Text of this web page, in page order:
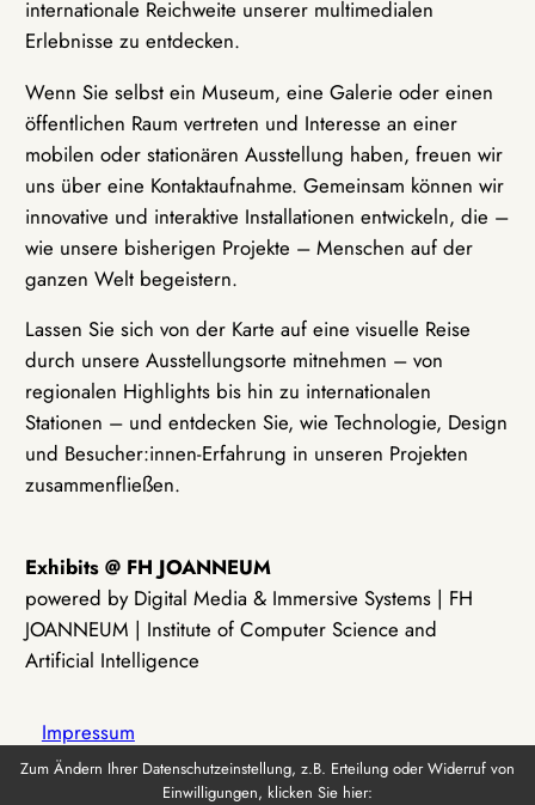
internationale Reichweite unserer multimedialen
Erlebnisse zu entdecken.
Wenn Sie selbst ein Museum, eine Galerie oder einen
öffentlichen Raum vertreten und Interesse an einer
mobilen oder stationären Ausstellung haben, freuen wir
uns über eine Kontaktaufnahme. Gemeinsam können wir
innovative und interaktive Installationen entwickeln, die –
wie unsere bisherigen Projekte – Menschen auf der
ganzen Welt begeistern.
Lassen Sie sich von der Karte auf eine visuelle Reise
durch unsere Ausstellungsorte mitnehmen – von
regionalen Highlights bis hin zu internationalen
Stationen – und entdecken Sie, wie Technologie, Design
und Besucher:innen-Erfahrung in unseren Projekten
zusammenfließen.
Exhibits @ FH JOANNEUM
powered by Digital Media & Immersive Systems | FH
JOANNEUM | Institute of Computer Science and
Artificial Intelligence
Impressum
Zum Ändern Ihrer Datenschutzeinstellung, z.B. Erteilung oder Widerruf von
Einwilligungen, klicken Sie hier: